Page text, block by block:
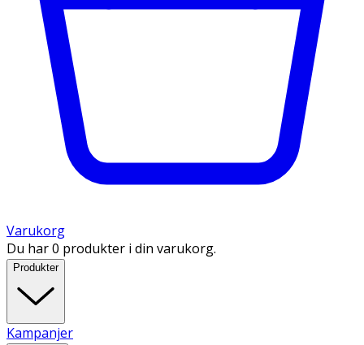
Varukorg
Du har 0 produkter i din varukorg.
Produkter
Kampanjer